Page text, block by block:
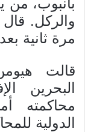
والركل.
مرة ثانية
قالت
البحرين
محاكمته
الدولية